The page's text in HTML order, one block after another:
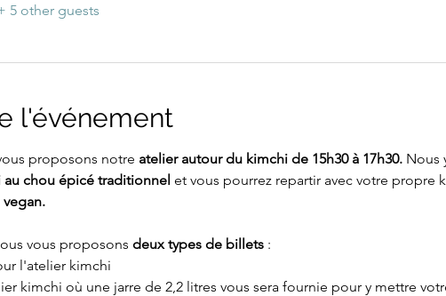
5 other guests
l'événement
proposons notre atelier autour du kimchi de 15h30 à 17h30. Nous
chou épicé traditionnel et vous pourrez repartir avec votre propre
vous proposons deux types de billets :
l'atelier kimchi
kimchi où une jarre de 2,2 litres vous sera fournie pour y mettre